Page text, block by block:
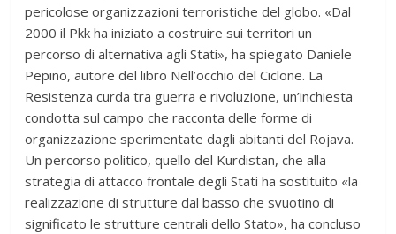
pericolose organizzazioni terroristiche del globo. «Dal
2000 il Pkk ha iniziato a costruire sui territori un
percorso di alternativa agli Stati», ha spiegato Daniele
Pepino, autore del libro Nell’occhio del Ciclone. La
Resistenza curda tra guerra e rivoluzione, un’inchiesta
condotta sul campo che racconta delle forme di
organizzazione sperimentate dagli abitanti del Rojava.
Un percorso politico, quello del Kurdistan, che alla
strategia di attacco frontale degli Stati ha sostituito «la
realizzazione di strutture dal basso che svuotino di
significato le strutture centrali dello Stato», ha concluso